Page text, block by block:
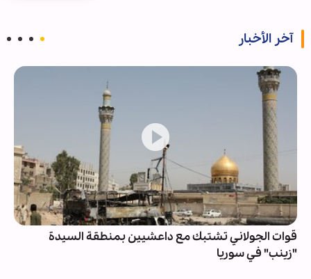
آخر الأخبار
قوات الجولاني تشتبك مع داعشيين بمنطقة السيدة
"زينب" في سوريا